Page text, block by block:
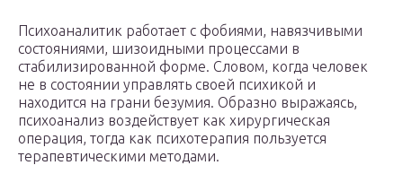
Психоаналитик работает с фобиями, навязчивыми
состояниями, шизоидными процессами в
стабилизированной форме. Словом, когда человек
не в состоянии управлять своей психикой и
находится на грани безумия. Образно выражаясь,
психоанализ воздействует как хирургическая
операция, тогда как психотерапия пользуется
терапевтическими методами.